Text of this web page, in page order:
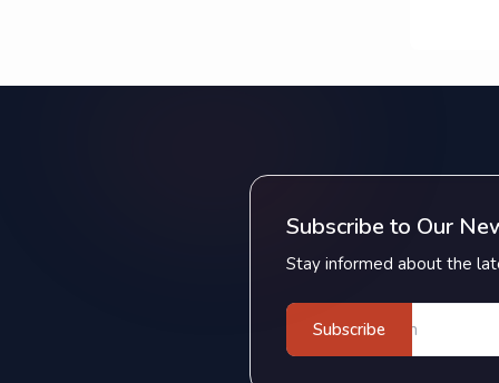
Subscribe to Our
Stay informed about the
Subscribe